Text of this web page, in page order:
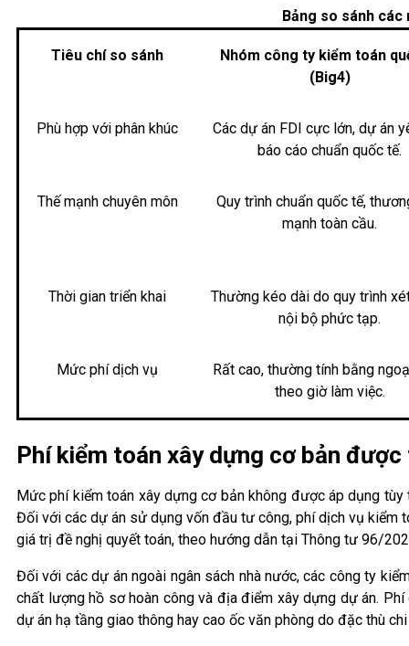
Bảng so sánh
Tiêu chí so sánh
Nhóm công ty kiểm toán
(Big4)
Phù hợp với phân khúc
Các dự án FDI cực lớn, dự án
báo cáo chuẩn quốc tế.
Thế mạnh chuyên môn
Quy trình chuẩn quốc tế,
mạnh toàn cầu.
Thời gian triển khai
Thường kéo dài do quy trình
nội bộ phức tạp.
Mức phí dịch vụ
Rất cao, thường tính bằng
theo giờ làm việc.
Phí kiểm toán xây dựng cơ bản
Mức phí kiểm toán xây dựng cơ bản không được áp dụng
Đối với các dự án sử dụng vốn đầu tư công, phí dịch vụ kiểm
giá trị đề nghị quyết toán, theo hướng dẫn tại Thông tư 96/
Đối với các dự án ngoài ngân sách nhà nước, các công ty
chất lượng hồ sơ hoàn công và địa điểm xây dựng dự án.
dự án hạ tầng giao thông hay cao ốc văn phòng do đặc thù